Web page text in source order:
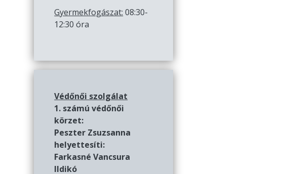
Gyermekfogászat: 08:30-
12:30 óra
Védőnői szolgálat
1. számú védőnői
körzet:
Peszter Zsuzsanna
helyettesíti:
Farkasné Vancsura
Ildikó